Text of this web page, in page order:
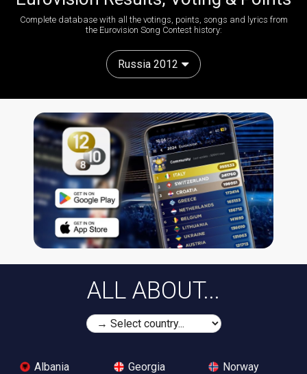
Complete database with all the votings, points, songs and lyrics from
the Eurovision Song Contest history:
Russia 2012
ALL ABOUT...
Albania
Georgia
Norway